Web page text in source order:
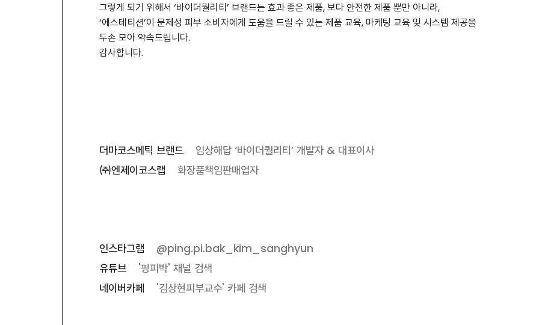
그렇게 되기 위해서 ‘바이더퀄리티’ 브랜드는 효과 좋은 제품, 보다 안전한 제품 뿐만 아니라,
‘에스테티션’이 문제성 피부 소비자에게 도움을 드릴 수 있는 제품 교육, 마케팅 교육 및 시스템 제공을
두손 모아 약속드립니다.
감사합니다.
더마코스메틱 브랜드
임상해답 ‘바이더퀄리티’ 개발자 & 대표이사
㈜엔제이코스랩
화장품책임판매업자
인스타그램
@ping.pi.bak_kim_sanghyun
유튜브
'핑피박' 채널 검색
네이버카페
'김상현피부교수' 카페 검색